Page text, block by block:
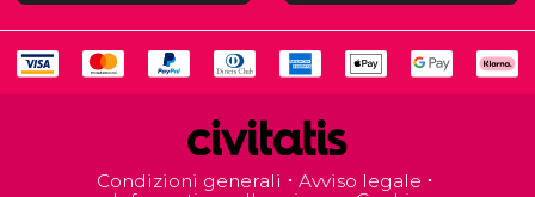
Condizioni generali
Avviso legale